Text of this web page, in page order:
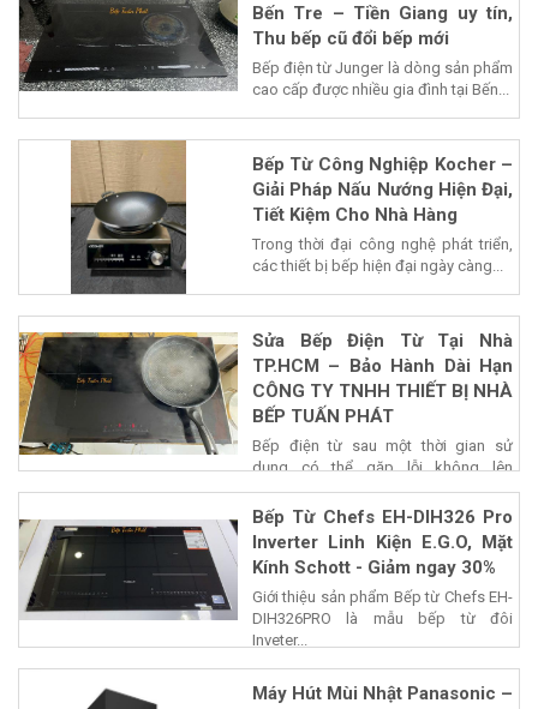
Bến Tre – Tiền Giang uy tín,
Thu bếp cũ đổi bếp mới
Bếp điện từ Junger là dòng sản phẩm
cao cấp được nhiều gia đình tại Bến...
Bếp Từ Công Nghiệp Kocher –
Giải Pháp Nấu Nướng Hiện Đại,
Tiết Kiệm Cho Nhà Hàng
Trong thời đại công nghệ phát triển,
các thiết bị bếp hiện đại ngày càng...
Sửa Bếp Điện Từ Tại Nhà
TP.HCM – Bảo Hành Dài Hạn
CÔNG TY TNHH THIẾT BỊ NHÀ
BẾP TUẤN PHÁT
Bếp điện từ sau một thời gian sử
dụng có thể gặp lỗi không lên
nguồn,...
Bếp Từ Chefs EH-DIH326 Pro
Inverter Linh Kiện E.G.O, Mặt
Kính Schott - Giảm ngay 30%
Giới thiệu sản phẩm Bếp từ Chefs EH-
DIH326PRO là mẫu bếp từ đôi
Inveter...
Máy Hút Mùi Nhật Panasonic –